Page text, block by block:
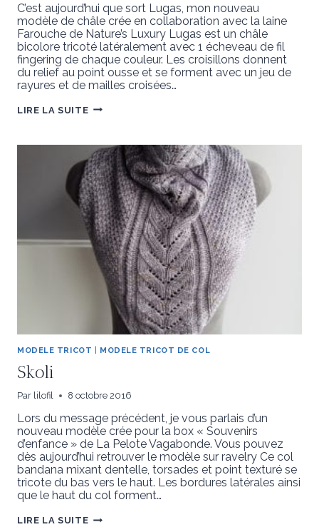
C’est aujourd’hui que sort Lugas, mon nouveau
modèle de châle crée en collaboration avec la laine
Farouche de Nature’s Luxury Lugas est un châle
bicolore tricoté latéralement avec 1 écheveau de fil
fingering de chaque couleur. Les croisillons donnent
du relief au point ousse et se forment avec un jeu de
rayures et de mailles croisées…
LIRE LA SUITELUGAS
MODELE TRICOT MODELE TRICOT DE COL
Skoli
Par lilofil 8 octobre 2016
Lors du message précédent, je vous parlais d’un
nouveau modèle crée pour la box « Souvenirs
d’enfance » de La Pelote Vagabonde. Vous pouvez
dès aujourd’hui retrouver le modèle sur ravelry Ce col
bandana mixant dentelle, torsades et point texturé se
tricote du bas vers le haut. Les bordures latérales ainsi
que le haut du col forment…
LIRE LA SUITESKOLI